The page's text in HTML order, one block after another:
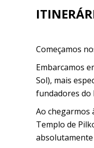
Começamos
Embarcamos
Sol), mais
fundadores do
Ao chegarmos
Templo de